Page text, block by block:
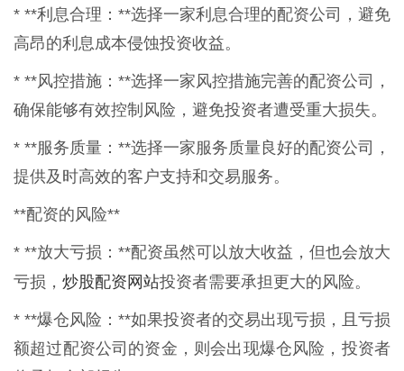
* **利息合理：**选择一家利息合理的配资公司，避免
高昂的利息成本侵蚀投资收益。
* **风控措施：**选择一家风控措施完善的配资公司，
确保能够有效控制风险，避免投资者遭受重大损失。
* **服务质量：**选择一家服务质量良好的配资公司，
提供及时高效的客户支持和交易服务。
**配资的风险**
* **放大亏损：**配资虽然可以放大收益，但也会放大
亏损， 炒股配资网站投资者需要承担更大的风险。
* **爆仓风险：**如果投资者的交易出现亏损，且亏损
额超过配资公司的资金，则会出现爆仓风险，投资者